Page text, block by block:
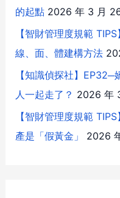
的起點 2026 年 3 月
【智財管理度規範
線、面、體建構方法
【知識偵探社】
人一起走了？ 2026 年
【智財管理度規範
產是「假黃金」
2026